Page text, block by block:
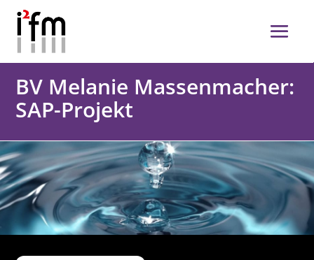
BV Melanie Massenmacher:
SAP-Projekt